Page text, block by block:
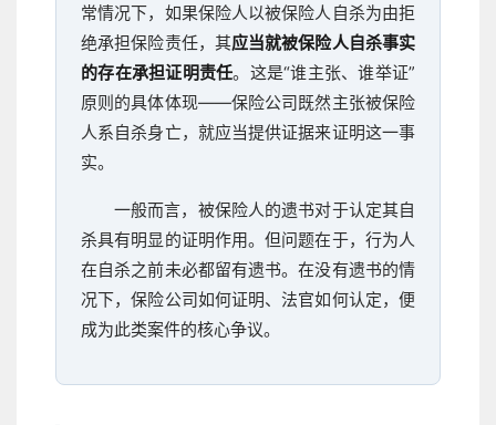
常情况下，如果保险人以被保险人自杀为由拒
绝承担保险责任，其应当就被保险人自杀事实
的存在承担证明责任。这是“谁主张、谁举证”
原则的具体体现——保险公司既然主张被保险
人系自杀身亡，就应当提供证据来证明这一事
实。
一般而言，被保险人的遗书对于认定其自
杀具有明显的证明作用。但问题在于，行为人
在自杀之前未必都留有遗书。在没有遗书的情
况下，保险公司如何证明、法官如何认定，便
成为此类案件的核心争议。